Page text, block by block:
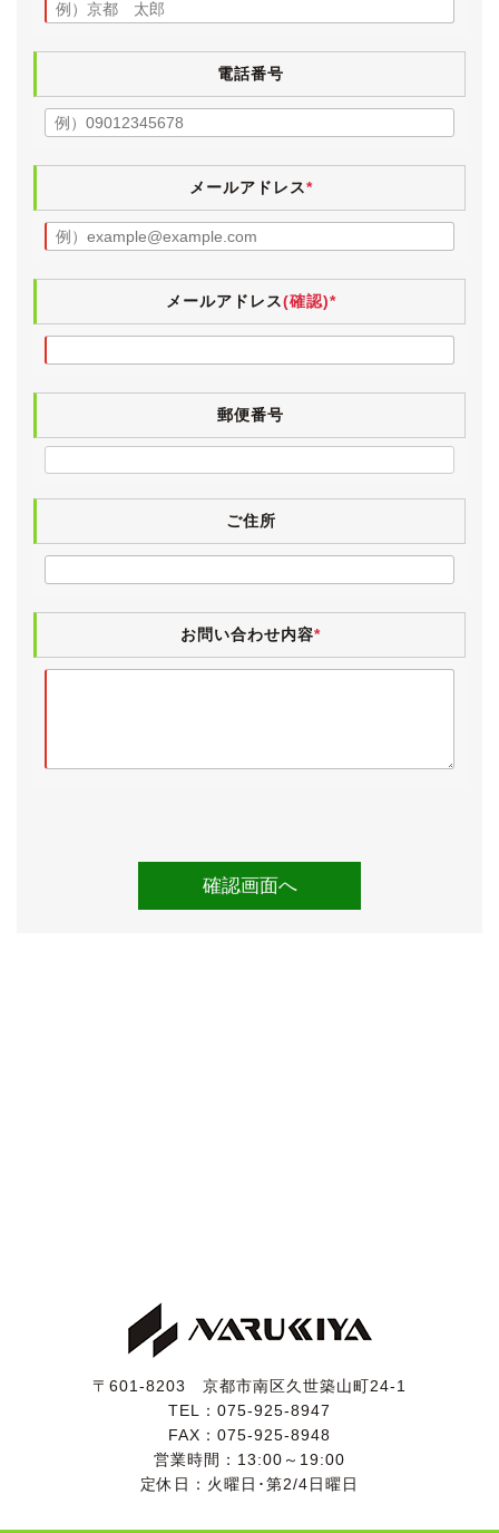
《各機関》
エンジンやオートマに特に気になるところはございませ
エアコンも問題なく効いています。
・タイロッドエンドブーツ交換
・エアエレメント交換
電話番号
メールアドレス*
メールアドレス(確認)*
郵便番号
ご住所
お問い合わせ内容*
〒601-8203 京都市南区久世築山町24-1
TEL： 075-925-8947
FAX：075-925-8948
営業時間：13:00～19:00
定休日：火曜日･第2/4日曜日